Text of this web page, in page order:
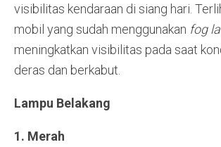
visibilitas kendaraan di siang hari.
mobil yang sudah menggunakan fog
meningkatkan visibilitas pada saat
deras dan berkabut.
Lampu Belakang
1. Merah